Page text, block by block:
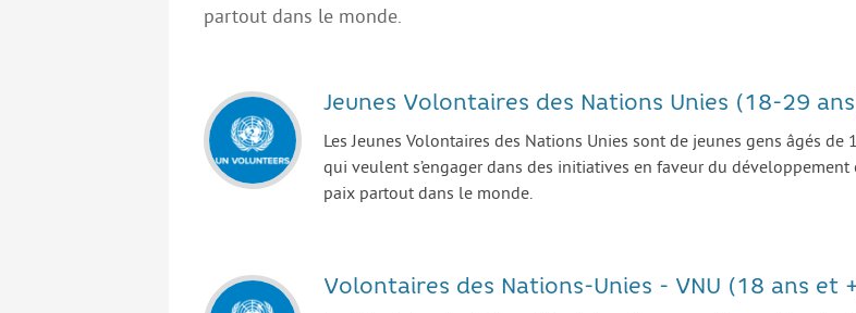
partout dans le monde.
Jeunes Volontaires des Nations Unies (18-29
Les Jeunes Volontaires des Nations Unies sont de jeunes gens âgés de
qui veulent s’engager dans des initiatives en faveur du développement
paix partout dans le monde.
Volontaires des Nations-Unies - VNU (18 ans et